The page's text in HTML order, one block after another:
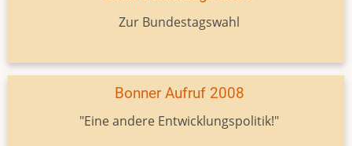
Zur Bundestagswahl
Bonner Aufruf 2008
"Eine andere Entwicklungspolitik!"